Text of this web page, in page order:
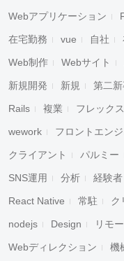
Webアプリケーション
在宅勤務 vue 自社
Web制作 Webサイト
新規開発 新規 第二
Rails 複業 フレックス
wework フロントエン
クライアント パルミー
SNS運用 分析 経験者
React Native 常駐 ク
nodejs Design リモ
Webディレクション 機